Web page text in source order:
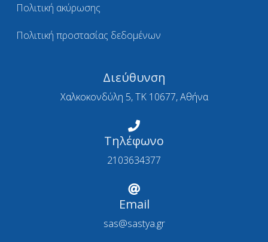
Πολιτική ακύρωσης
Πολιτική προστασίας δεδομένων
Διεύθυνση
Χαλκοκονδύλη 5, ΤΚ 10677, Αθήνα
Τηλέφωνο
2103634377
Email
sas@sastya.gr